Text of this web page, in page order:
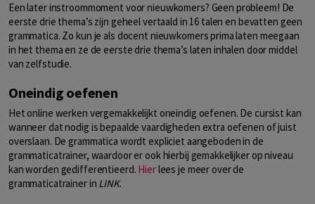
Een later instroommoment voor nieuwkomers? Geen probleem! De
eerste drie thema’s zijn geheel vertaald in 16 talen en bevatten geen
grammatica. Zo kun je als docent nieuwkomers prima laten meegaan
in het thema en ze de eerste drie thema’s laten inhalen door middel
van zelfstudie.
Oneindig oefenen
Het online werken vergemakkelijkt oneindig oefenen. De cursist kan
wanneer dat nodig is bepaalde vaardigheden extra oefenen of juist
overslaan. De grammatica wordt expliciet aangeboden in de
grammaticatrainer, waardoor er ook hierbij gemakkelijker op niveau
kan worden gedifferentieerd. Hierlees je meer over de
grammaticatrainer in LINK.